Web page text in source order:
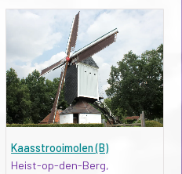
Kaasstrooimolen (B)
Heist-op-den-Berg,